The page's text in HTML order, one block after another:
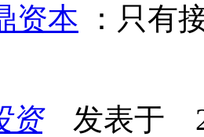
资本 ：只有
资发表于